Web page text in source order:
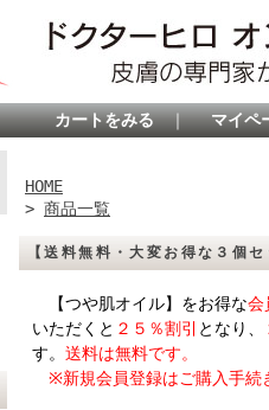
カートをみる ｜ マイペ
HOME
> 商品一覧
【送料無料・大変お得な３
【つや肌オイル】をお得な会
いただくと ２５％割引 となり、
す。 送料は無料です。
※新規会員登録はご購入手続